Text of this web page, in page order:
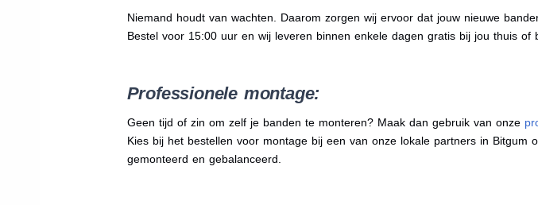
Niemand houdt van wachten. Daarom zorgen wij ervoor dat jouw nieuwe
Bestel voor 15:00 uur en wij leveren binnen enkele dagen gratis bij jou thuis of
Professionele montage:
Geen tijd of zin om zelf je banden te monteren? Maak dan gebruik van onze
Kies bij het bestellen voor montage bij een van onze lokale partners in
gemonteerd en gebalanceerd.